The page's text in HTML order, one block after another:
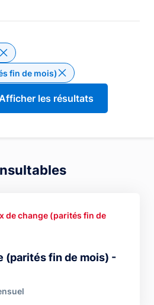
Supprimer le filtre Thème : Taux
fin de mois)
(parités fin de mois) -
de change (parités fin de